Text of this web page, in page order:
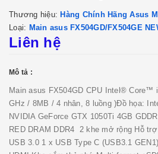
Thương hiệu: Hàng Chính Hãng Asus
Loại: Main asus FX504GD/FX504GE
Liên hệ
Mô tả :
Main asus FX504GD CPU Intel® Core™
GHz / 8MB / 4 nhân, 8 luồng )Đồ họa:
NVIDIA GeForce GTX 1050Ti 4GB
RED DRAM DDR4 2 khe mở rộng Hỗ
USB 3.0 1 x USB Type C (USB3.1